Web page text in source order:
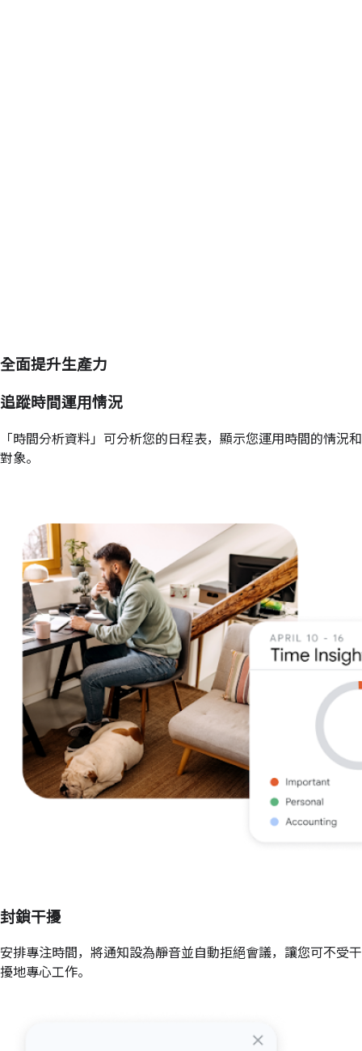
全面提升生產力
追蹤時間運用情況
「時間分析資料」可分析您的日程表，顯示您運用時間的情況和
對象。
封鎖干擾
安排專注時間，將通知設為靜音並自動拒絕會議，讓您可不受干
擾地專心工作。